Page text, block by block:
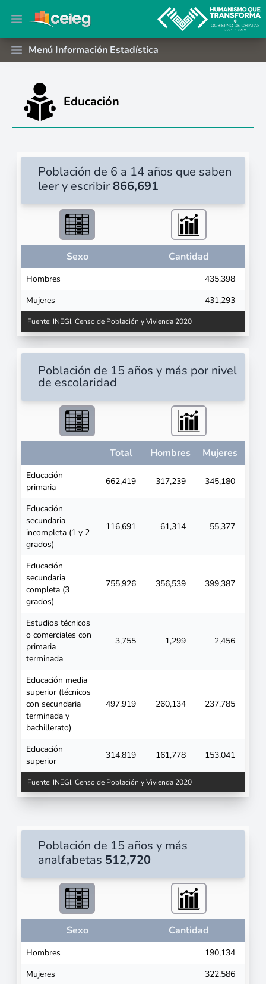
Open main menu
Open main menu
Menú Información Estadística
Educación
Población de 6 a 14 años que saben
leer y escribir866,691
Sexo Cantidad
Hombres
435,398
Mujeres
431,293
Fuente: INEGI, Censo de Población y Vivienda 2020
Población de 15 años y más por nivel
de escolaridad
Total Hombres Mujeres
Educación
primaria
662,419 317,239 345,180
Educación
secundaria
incompleta (1 y 2
grados)
116,691 61,314 55,377
Educación
secundaria
completa (3
grados)
755,926 356,539 399,387
Estudios técnicos
o comerciales con
primaria
terminada
3,755 1,299 2,456
Educación media
superior (técnicos
con secundaria
terminada y
bachillerato)
497,919 260,134 237,785
Educación
superior
314,819 161,778 153,041
Fuente: INEGI, Censo de Población y Vivienda 2020
Población de 15 años y más
analfabetas 512,720
Sexo Cantidad
Hombres
190,134
Mujeres
322,586